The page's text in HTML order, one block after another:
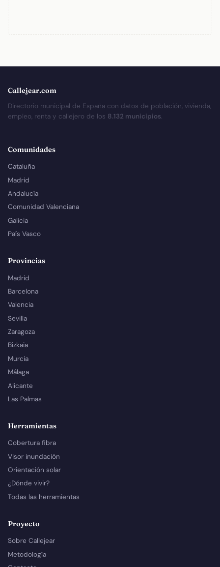
Callejear.com
Directorio municipal de España con datos de población, vivienda,
empleo, renta y callejero de los 8.132 municipios.
Comunidades
Cataluña
Madrid
Andalucía
Comunidad Valenciana
Galicia
País Vasco
Provincias
Madrid
Barcelona
Valencia
Sevilla
Zaragoza
Bizkaia
Murcia
Málaga
Alicante
Las Palmas
Herramientas
Cobertura fibra
Visor inundación
Orientación solar
¿Dónde vivir?
Todas las herramientas
Proyecto
Sobre Callejear
Metodología